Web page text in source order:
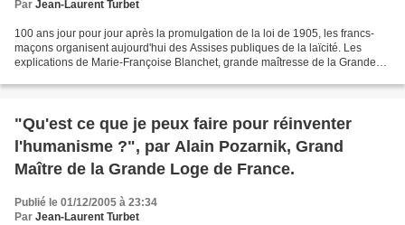
Par Jean-Laurent Turbet
100 ans jour pour jour après la promulgation de la loi de 1905, les francs-
maçons organisent aujourd'hui des Assises publiques de la laïcité. Les
explications de Marie-Françoise Blanchet, grande maîtresse de la Grande
"Qu'est ce que je peux faire pour réinventer
l'humanisme ?", par Alain Pozarnik, Grand
Maître de la Grande Loge de France.
Publié le 01/12/2005 à 23:34
Par Jean-Laurent Turbet